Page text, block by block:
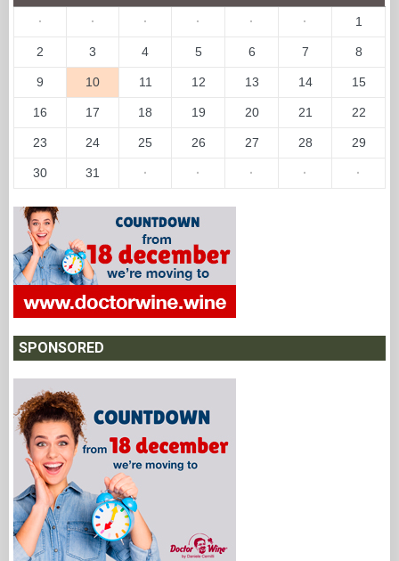
· · · · · · 1
2 3 4 5 6 7 8
9 10 11 12 13 14 15
16 17 18 19 20 21 22
23 24 25 26 27 28 29
30 31 · · · · ·
SPONSORED